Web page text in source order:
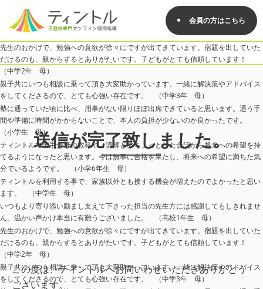
会員の方はこちら
先生のおかげで、勉強への意欲が徐々にですが出てきています。宿題を出していた
だけるのも、親からするとありがたいです。子どもがとても信頼しています！
（中学2年 母）
親子共にいつも相談に乗って頂き大変助かっています。一緒に解決策やアドバイス
をしてくださるので、とても心強い存在です。 （中学3年 母）
塾に通っていた頃に比べ、用事がない限りほぼ出席できていると思います。通う手
間や準備に時間がかからないことで、本人の負担が少ないのか良かったです。
（小学生 母）
ティントルで苦手分野の教科や、講師とのちょっとした会話から将来への希望を持
てるようになったと思います。今は無事に合格を果たし、将来への希望に満ちた気
分でいるようです。 （小学6年生 母）
ティントルを利用する事で、家族以外とも接する機会が増えたのでよかったと思い
ます。 （中学生 母）
いつもより寄り添い励まし支えて下さった担当の先生方には感謝してもしきれませ
ん。温かい声かけ本当に有難うございました。 （高校1年生 母）
先生のおかげで、勉強への意欲が徐々にですが出てきています。宿題を出していた
だけるのも、親からするとありがたいです。子どもがとても信頼しています！
（中学2年 母）
親子共にいつも相談に乗って頂き大変助かっています。一緒に解決策やアドバイス
をしてくださるので、とても心強い存在です。 （中学3年 母）
送信が完了致しました。
この度は、ティントルへお問いわせいただきありがとう
ございます。